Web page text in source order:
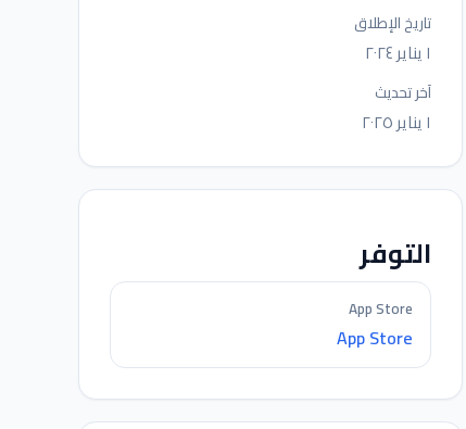
تاريخ الإطلاق
١ يناير ٢٠٢٤
آخر تحديث
١ يناير ٢٠٢٥
التوفر
App Store
App Store